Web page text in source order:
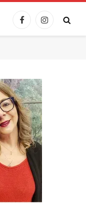
FacebookInstagram